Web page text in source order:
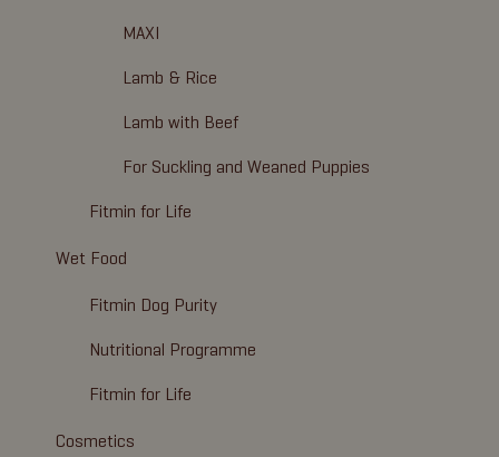
MAXI
Lamb & Rice
Lamb with Beef
For Suckling and Weaned Puppies
Fitmin for Life
Wet Food
Fitmin Dog Purity
Nutritional Programme
Fitmin for Life
Cosmetics